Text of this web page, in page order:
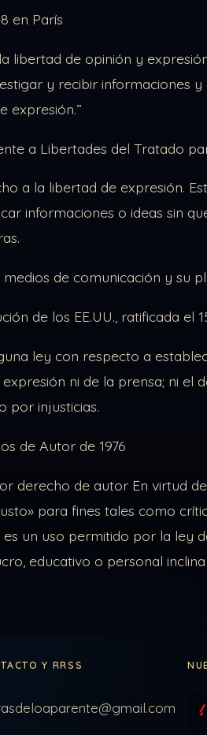
en París
libertad de opinión y
y recibir informaciones
expresión.”
a Libertades del Tratado
a la libertad de expresión.
informaciones o ideas sin
de comunicación y su
de los EE.UU., ratificada el
ley con respecto a
ni de la prensa; ni
por injusticias.
de Autor de 1976
derecho de autor En virtud
para fines tales como
es un uso permitido por la
educativo o personal
Y RRSS